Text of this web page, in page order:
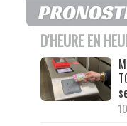
D'HEURE EN